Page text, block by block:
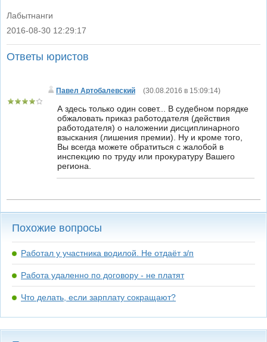
Лабытнанги
|
2016-08-30 12:29:17
Ответы юристов
Павел Артобалевский (30.08.2016 в 15:09:14)
А здесь только один совет... В судебном порядке
обжаловать приказ работодателя (действия
работодателя) о наложении дисциплинарного
взыскания (лишения премии). Ну и кроме того,
Вы всегда можете обратиться с жалобой в
инспекцию по труду или прокуратуру Вашего
региона.
Похожие вопросы
Работал у участника водилой. Не отдаёт з/п
Работа удаленно по договору - не платят
Что делать, если зарплату сокращают?